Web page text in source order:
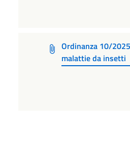
Ordinanza 10/
malattie da insetti